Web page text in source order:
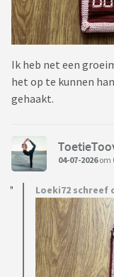
Ik heb net een
het op te kunnen
gehaakt.
04-07-2026om
Loeki72 schreef